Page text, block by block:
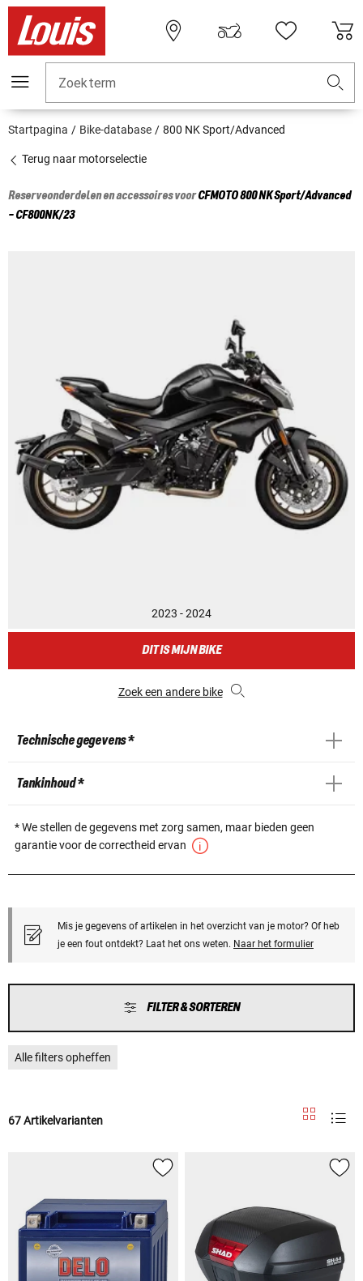
Zoekterm
Startpagina Bike-database 800 NK Sport/Advanced
Terug naar motorselectie
Reserveonderdelen en accessoires voorCFMOTO800 NK Sport/Advanced
- CF800NK/23
2023 - 2024
DIT IS MIJN BIKE
Zoek een andere bike
Technische gegevens *
Tankinhoud *
* We stellen de gegevens met zorg samen, maar bieden geen
garantie voor de correctheid ervan
Mis je gegevens of artikelen in het overzicht van je motor? Of heb
je een fout ontdekt? Laat het ons weten. Naar het formulier
FILTER & SORTEREN
Alle filters opheffen
67 Artikelvarianten